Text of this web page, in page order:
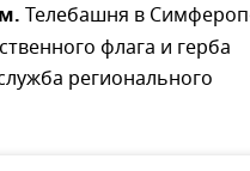
Телебашня в
флага и герба
регионального